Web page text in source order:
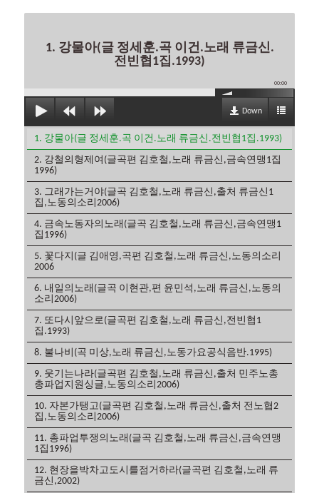
1. 강물아(글 정세훈.곡 이건.노래 류금신.
전빈협1집.1993)
00:00
Down
1. 강물아(글 정세훈.곡 이건.노래 류금신.전빈협1집.1993)
2. 강철의형제여(글곡편 김호철,노래 류금신,금속연맹1집
1996)
3. 그래가는거야(글곡 김호철,노래 류금신,출처 류금신1
집,노동의소리2006)
4. 금속노동자의노래(글곡 김호철,노래 류금신,금속연맹1
집1996)
5. 꽃다지(글 김애영,곡편 김호철,노래 류금신,노동의소리
2006
6. 내일의노래(글곡 이현관,편 윤민석,노래 류금신,노동의
소리2006)
7. 또다시앞으로(글곡편 김호철,노래 류금신,전빈협1
집.1993)
8. 불나비(곡 미상,노래 류금신,노동가요공식음반.1995)
9. 웃기는나라(글곡편 김호철,노래 류금신,출처 민주노총
총파업지원싱글,노동의소리2006)
10. 자본가탱고(글곡편 김호철,노래 류금신,출처 전노협2
집,노동의소리2006)
11. 총파업투쟁의노래(글곡 김호철,노래 류금신,금속연맹
1집1996)
12. 현장을박차고도시를점거하라(글곡편 김호철,노래 류
금신,2002)